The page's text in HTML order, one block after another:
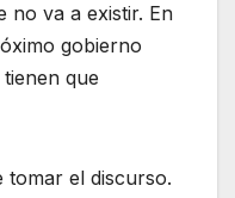
no va a existir. En
gobierno
que
tomar el discurso.